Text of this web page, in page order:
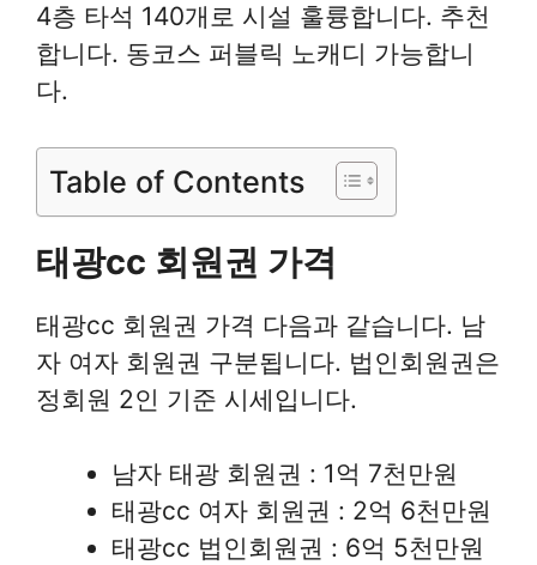
4층 타석 140개로 시설 훌륭합니다. 추천
합니다. 동코스 퍼블릭 노캐디 가능합니
다.
Table of Contents
태광cc 회원권 가격
태광cc 회원권 가격 다음과 같습니다. 남
자 여자 회원권 구분됩니다. 법인회원권은
정회원 2인 기준 시세입니다.
남자 태광 회원권 : 1억 7천만원
태광cc 여자 회원권 : 2억 6천만원
태광cc 법인회원권 : 6억 5천만원